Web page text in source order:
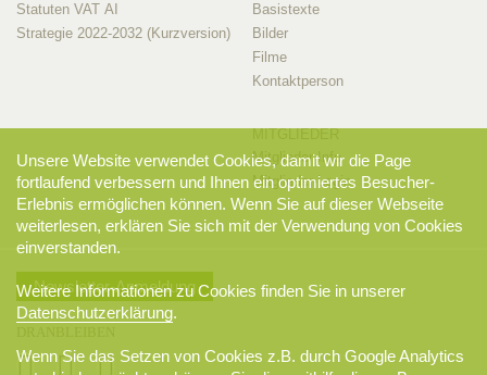
Statuten VAT AI
Strategie 2022-2032 (Kurzversion)
Basistexte
Bilder
Filme
Kontaktperson
Mitglieder-Info
Mitglieder-Login
Newsletter-Anmeldung
Unsere Website verwendet Cookies, damit wir die Page
fortlaufend verbessern und Ihnen ein optimiertes Besucher-
Erlebnis ermöglichen können. Wenn Sie auf dieser Webseite
weiterlesen, erklären Sie sich mit der Verwendung von Cookies
einverstanden.
Weitere Informationen zu Cookies finden Sie in unserer
Datenschutzerklärung.
Wenn Sie das Setzen von Cookies z.B. durch Google Analytics